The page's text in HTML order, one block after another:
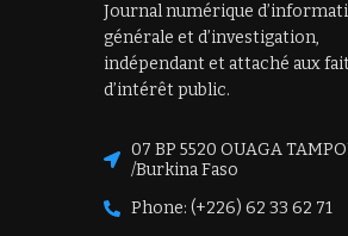
Journal numérique
générale et d’investigation,
indépendant et attaché aux
d’intérêt public.
07 BP 5520 OUAGA
/Burkina Faso
Phone: (+226) 62 33 62 71